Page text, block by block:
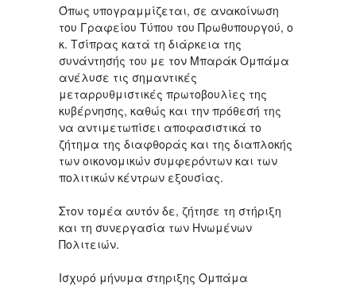
Όπως υπογραμμίζεται, σε ανακοίνωση
του Γραφείου Τύπου του Πρωθυπουργού, ο
κ. Τσίπρας κατά τη διάρκεια της
συνάντησής του με τον Μπαράκ Ομπάμα
ανέλυσε τις σημαντικές
μεταρρυθμιστικές πρωτοβουλίες της
κυβέρνησης, καθώς και την πρόθεσή της
να αντιμετωπίσει αποφασιστικά το
ζήτημα της διαφθοράς και της διαπλοκής
των οικονομικών συμφερόντων και των
πολιτικών κέντρων εξουσίας.
Στον τομέα αυτόν δε, ζήτησε τη στήριξη
και τη συνεργασία των Ηνωμένων
Πολιτειών.
Ισχυρό μήνυμα στηριξης Ομπάμα